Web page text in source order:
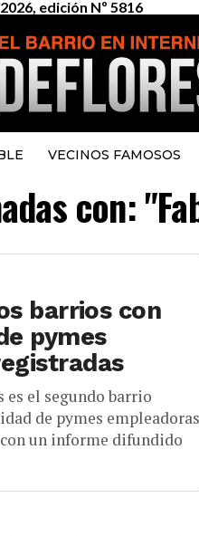
edición Nº 5816
VECINOS FAMOSOS
con:
barrios con
pymes
es el segundo barrio
de pymes empleadoras
un informe difundido